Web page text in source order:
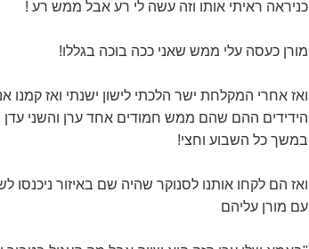
כניראה ראיתי אותו וזה עשה לי רע אבל ממש רע !
מורן כעסה עלי ממש שאני ככה בוכה בגללו!
ואז אחרי המקלחת ישר הלכתי לישון ישנתי ואז קמנו
הידידים ההם שהם ממש חמודים אחד ערן והשני עדן
במשך כל השבוע וחצי!
ואז הם לקחו אותנו לסנוקר שהיה שם באיזור ניכנסו
עם מורן עליהם